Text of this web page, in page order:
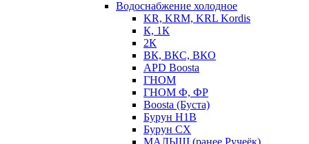
Водоснабжение холодное
KR, KRM, KRL Kordis
К, 1К
2К
ВК, ВКС, ВКО
APD Boosta
ГНОМ
ГНОМ Ф, ФР
Boosta (Буста)
Бурун Н1В
Бурун СХ
МАЛЫШ (ранее Ручеёк)